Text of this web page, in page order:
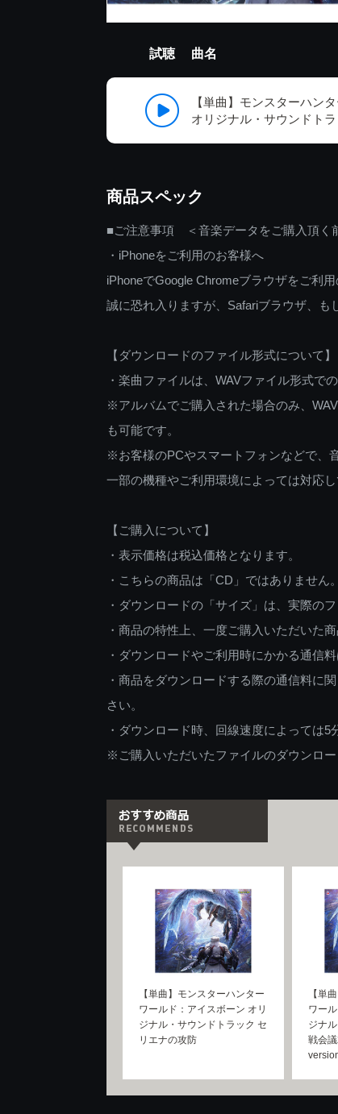
試聴 曲名
【単曲】モンスターハン
オリジナル・サウンドト
商品スペック
■ご注意事項 ＜音楽データをご購入頂く
・iPhoneをご利用のお客様へ
iPhoneでGoogle Chromeブラウザをご利
誠に恐れ入りますが、Safariブラウザ、も
【ダウンロードのファイル形式について】
・楽曲ファイルは、WAVファイル形式で
※アルバムでご購入された場合のみ、
も可能です。
※お客様のPCやスマートフォンなどで、
一部の機種やご利用環境によっては対応
【ご購入について】
・表示価格は税込価格となります。
・こちらの商品は「CD」ではありませ
・ダウンロードの「サイズ」は、実際の
・商品の特性上、一度ご購入いただいた
・ダウンロードやご利用時にかかる通信
・商品をダウンロードする際の通信料に
さい。
・ダウンロード時、回線速度によっては5
※ご購入いただいたファイルのダウンロ
【単曲】モンスターハンター
ワールド：アイスボーン オリ
ジナル・サウンドトラック セ
リエナの攻防
【単
ワー
ジナ
戦会